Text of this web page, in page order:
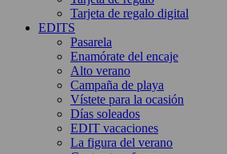
Tarjeta de regalo digital
EDITS
Pasarela
Enamórate del encaje
Alto verano
Campaña de playa
Vístete para la ocasión
Días soleados
EDIT vacaciones
La figura del verano